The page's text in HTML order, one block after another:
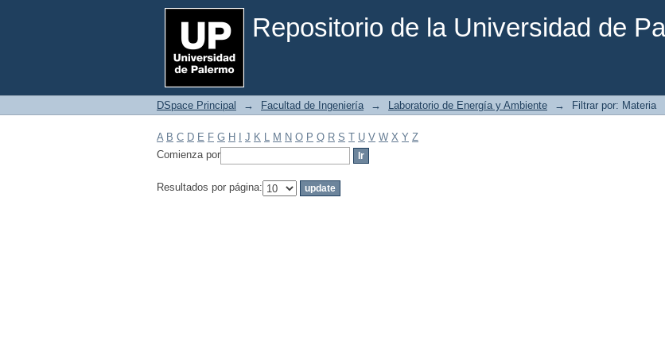
Repositorio de la Universidad de
Filtrar por: Materia
DSpace Principal → Facultad de Ingeniería → Laboratorio de Energía y Ambiente → Filtrar por: Materia
A B C D E F G H J K L M N O P Q R S T U V W X Y Z
Comienza por
Resultados por página: